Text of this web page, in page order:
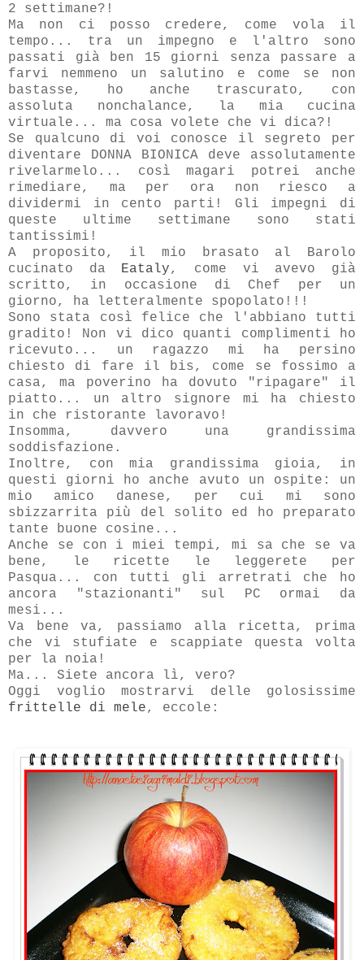
2 settimane?!
Ma non ci posso credere, come vola il
tempo... tra un impegno e l'altro sono
passati già ben 15 giorni senza passare a
farvi nemmeno un salutino e come se non
bastasse, ho anche trascurato, con
assoluta nonchalance, la mia cucina
virtuale... ma cosa volete che vi dica?!
Se qualcuno di voi conosce il segreto per
diventare DONNA BIONICA deve assolutamente
rivelarmelo... così magari potrei anche
rimediare, ma per ora non riesco a
dividermi in cento parti! Gli impegni di
queste ultime settimane sono stati
tantissimi!
A proposito, il mio brasato al Barolo
cucinato da Eataly, come vi avevo già
scritto, in occasione di Chef per un
giorno, ha letteralmente spopolato!!!
Sono stata così felice che l'abbiano tutti
gradito! Non vi dico quanti complimenti ho
ricevuto... un ragazzo mi ha persino
chiesto di fare il bis, come se fossimo a
casa, ma poverino ha dovuto "ripagare" il
piatto... un altro signore mi ha chiesto
in che ristorante lavoravo!
Insomma, davvero una grandissima
soddisfazione.
Inoltre, con mia grandissima gioia, in
questi giorni ho anche avuto un ospite: un
mio amico danese, per cui mi sono
sbizzarrita più del solito ed ho preparato
tante buone cosine...
Anche se con i miei tempi, mi sa che se va
bene, le ricette le leggerete per
Pasqua... con tutti gli arretrati che ho
ancora "stazionanti" sul PC ormai da
mesi...
Va bene va, passiamo alla ricetta, prima
che vi stufiate e scappiate questa volta
per la noia!
Ma... Siete ancora lì, vero?
Oggi voglio mostrarvi delle golosissime
frittelle di mele, eccole: